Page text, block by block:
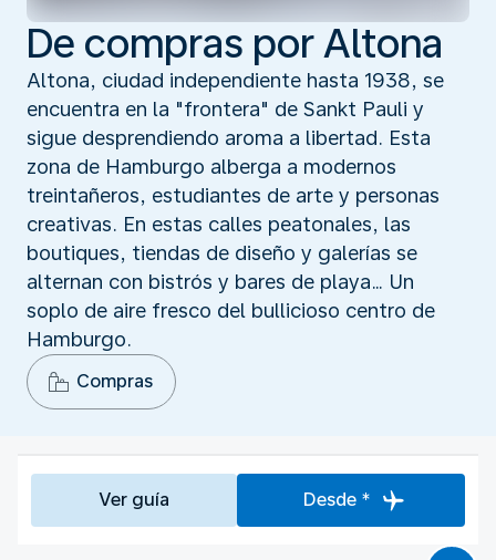
De compras por Altona
Altona, ciudad independiente hasta 1938, se
encuentra en la "frontera" de Sankt Pauli y
sigue desprendiendo aroma a libertad. Esta
zona de Hamburgo alberga a modernos
treintañeros, estudiantes de arte y personas
creativas. En estas calles peatonales, las
boutiques, tiendas de diseño y galerías se
alternan con bistrós y bares de playa… Un
soplo de aire fresco del bullicioso centro de
Hamburgo.
Compras
Ver guía Desde *